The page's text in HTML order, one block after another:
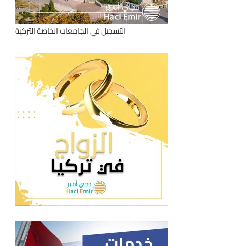
التسجيل في الجامعات الخاصة التركية